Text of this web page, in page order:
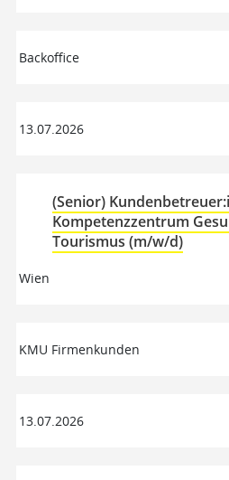
Backoffice
13.07.2026
(Senior)
Kompetenzzentrum
Tourismus (m/w/d)
Wien
KMU Firmenkunden
13.07.2026